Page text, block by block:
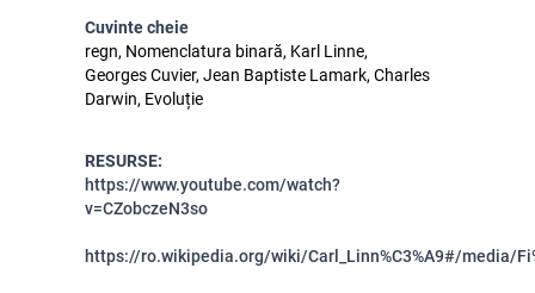
Cuvinte cheie
regn, Nomenclatura binară, Karl Linne,
Georges Cuvier, Jean Baptiste Lamark, Charles
Darwin, Evoluție
RESURSE:
https://www.youtube.com/watch?
v=CZobczeN3so
https://ro.wikipedia.org/wiki/Carl_Linn%C3%A9#/media/